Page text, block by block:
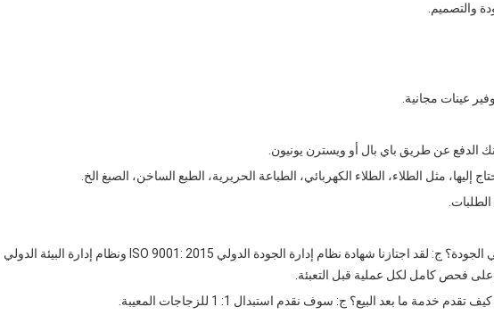
والتصميم.
عينات مجانية.
الدفع عن طريق باي بال أو ويسترن يونيون.
مثل الطلاء، الطلاء الكهربائي، الطباعة الحريرية، الطبع الساخن، الصبغ الخ.
الطلبات.
ماذا يفعل مصنعك فيما يتعلق بالتحكم في الجودة؟ ج: لقد اجتازنا شهادة نظام إدارة الجودة الدولي ISO 9001: 2015 ونظام إدارة البيئة الدولي
ما بعد البيع؟ ج: سوف نقدم استبدال 1: 1 للزجاجات المعيبة.